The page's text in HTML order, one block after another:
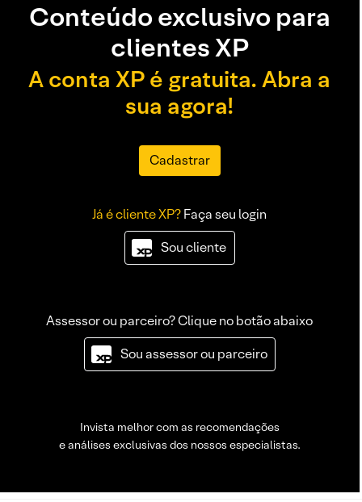
Conteúdo exclusivo para
clientes XP
A conta XP é gratuita. Abra a
sua agora!
Cadastrar
Já é cliente XP?Faça seu login
Sou cliente
Assessor ou parceiro? Clique no botão abaixo
Sou assessor ou parceiro
Invista melhor com as recomendações
e análises exclusivas dos nossos especialistas.